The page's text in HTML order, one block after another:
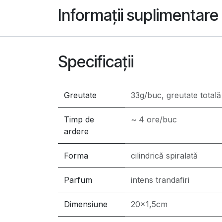
Informații suplimentare
Specificații
Greutate 33g/buc, greutate totală
Timp de
ardere
~ 4 ore/buc
Forma cilindrică spiralată
Parfum intens trandafiri
Dimensiune 20x1,5cm